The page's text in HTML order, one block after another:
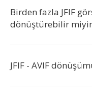
Birden fazla JFIF
dönüştürebilir
JFIF - AVIF